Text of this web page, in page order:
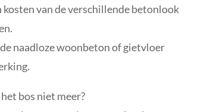
van de verschillende betonlook
naadloze woonbeton of gietvloer
bos niet meer?